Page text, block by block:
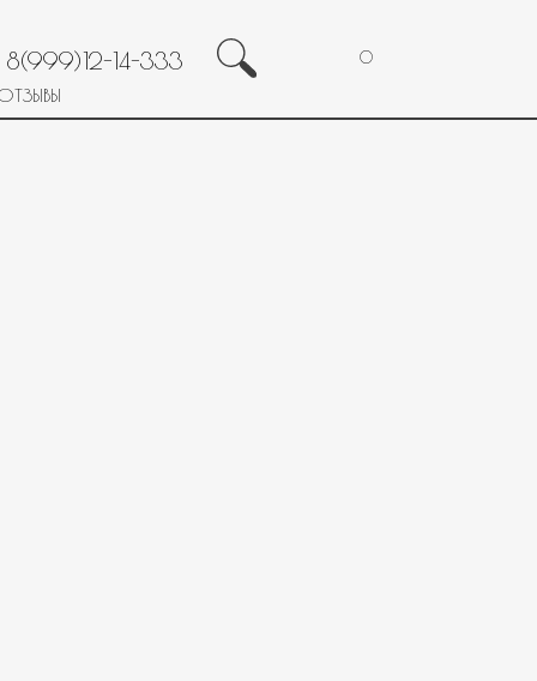
0
8(999)12-14-333